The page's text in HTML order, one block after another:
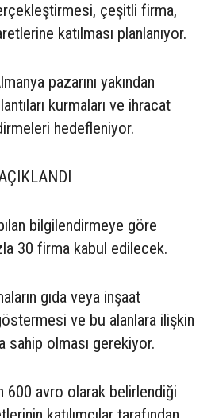
çeşitli firma,
katılması planlanıyor.
pazarını yakından
kurmaları ve ihracat
hedefleniyor.
bilgilendirmeye göre
30 firma kabul edilecek.
gıda veya inşaat
ve bu alanlara ilişkin
sahip olması gerekiyor.
600 avro olarak belirlendiği